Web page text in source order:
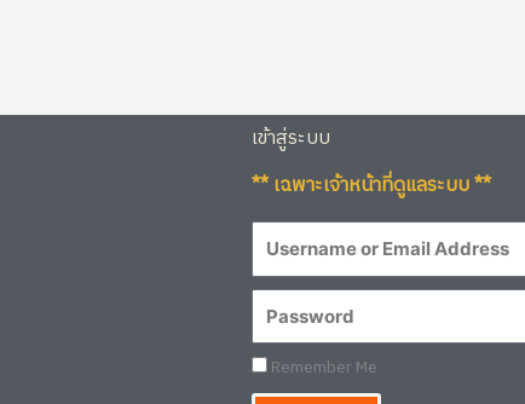
เข้าสู่ระบบ
** เฉพาะเจ้าหน้าที่ดูแลระบบ **
Remember Me